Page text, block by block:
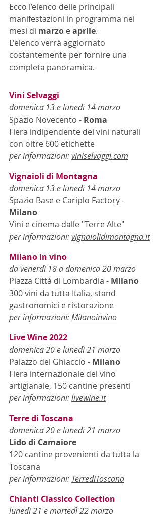
Ecco l’elenco delle principali
manifestazioni in programma nei
mesi di marzo e aprile.
L'elenco verrà aggiornato
costantemente per fornire una
completa panoramica.
Vini Selvaggi
domenica 13 e lunedì 14 marzo
Spazio Novecento - Roma
Fiera indipendente dei vini naturali
con oltre 600 etichette
per informazioni: viniselvaggi.com
Vignaioli di Montagna
domenica 13 e lunedì 14 marzo
Spazio Base e Cariplo Factory -
Milano
Vini e cinema dalle "Terre Alte"
per informazioni: vignaiolidimontagna.it
Milano in vino
da venerdì 18 a domenica 20 marzo
Piazza Città di Lombardia - Milano
300 vini da tutta Italia, stand
gastronomici e ristorazione
per informazioni: Milanoinvino
Live Wine 2022
domenica 20 e lunedì 21 marzo
Palazzo del Ghiaccio - Milano
Fiera internazionale del vino
artigianale, 150 cantine presenti
per informazioni: livewine.it
Terre di Toscana
domenica 20 e lunedì 21 marzo
Lido di Camaiore
120 cantine provenienti da tutta la
Toscana
per informazioni: TerrediToscana
Chianti Classico Collection
lunedì 21 e martedì 22 marzo